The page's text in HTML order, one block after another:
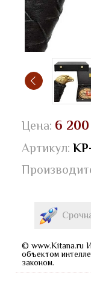
Цена: 6
Артикул:
© www.Kitana.ru
объектом
законом.